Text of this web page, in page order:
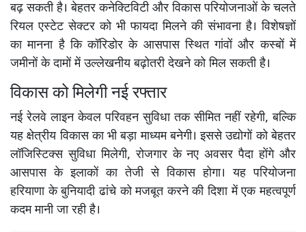
बढ़ सकती है। बेहतर कनेक्टिविटी और विकास परियोजनाओं के चलते
रियल एस्टेट सेक्टर को भी फायदा मिलने की संभावना है। विशेषज्ञों
का मानना है कि कॉरिडोर के आसपास स्थित गांवों और कस्बों में
जमीनों के दामों में उल्लेखनीय बढ़ोतरी देखने को मिल सकती है।
विकास को मिलेगी नई रफ्तार
नई रेलवे लाइन केवल परिवहन सुविधा तक सीमित नहीं रहेगी, बल्कि
यह क्षेत्रीय विकास का भी बड़ा माध्यम बनेगी। इससे उद्योगों को बेहतर
लॉजिस्टिक्स सुविधा मिलेगी, रोजगार के नए अवसर पैदा होंगे और
आसपास के इलाकों का तेजी से विकास होगा। यह परियोजना
हरियाणा के बुनियादी ढांचे को मजबूत करने की दिशा में एक महत्वपूर्ण
कदम मानी जा रही है।